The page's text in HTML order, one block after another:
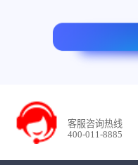
客服咨询热线
400-011-8885